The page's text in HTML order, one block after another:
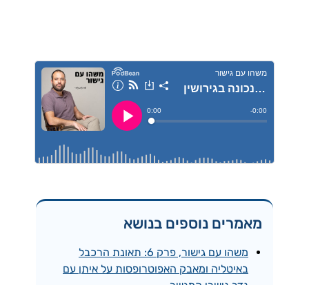
מאמרים נוספים בנושא
משהו עם גישור, פרק 6: תאונת הרכבל
באיטליה ומאבק האפוטרופסות על איתן עם